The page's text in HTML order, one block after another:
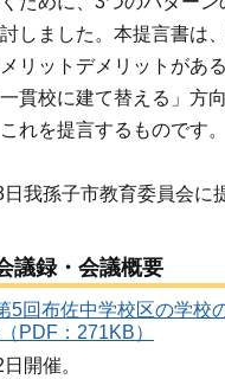
しました。本提言書は
リットデメリットがあ
貫校に建て替える」方
れを提言するものです
我孫子市教育委員会に
議録・会議概要
回布佐中学校区の学校
PDF：271KB）
開催。